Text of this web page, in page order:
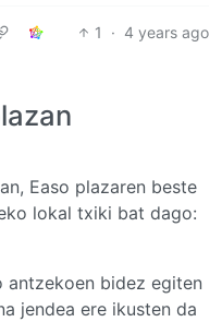
1 · 4 years ago
Easo plazaren beste
lokal txiki bat dago:
antzekoen bidez egiten
jendea ere ikusten da